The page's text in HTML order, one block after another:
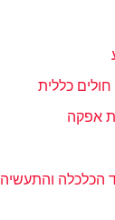
כללית
הכלכלה והתעשיה